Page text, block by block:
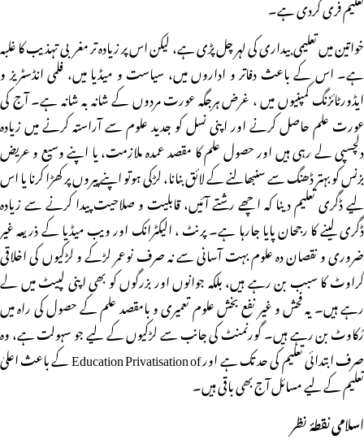
تعلیم فری کردی ہے۔
خواتین میں تعلیمی بیداری کی لہر چل پڑی ہے، لیکن اس پر زیادہ تر مغربی تہذیب کا غلبہ
ہے۔ اس کے باعث دفاتر و اداروں میں، سیاست و میڈیا میں، فلمی انڈسٹریز و
ایڈورٹائزنگ کمپنیوں میں ، غرض ہرجگہ عورت مردوں کے شانہ بہ شانہ ہے۔ آج کی
عورت علم حاصل کرنے اور اپنی نسل کو جدید علوم سے آراستہ کرنے میں زیادہ
دلچسپی لے رہی ہیں اور حصول علم کا مقصد عمدہ ملازمت، یا اپنے وسیع و عریض
بزنس کو بہتر ڈھنگ سے سنبھالنے کے لائق بنانا، لڑکی ہوتو اپنے پیروں پر کھڑا کرنا یا اس
لیے ڈگری تعلیم دینا کہ اچھے رشتے آئیں، قابلیت و صلاحیت پیدا کرنے سے زیادہ
ڈگری لینے کا رجحان پایا جارہا ہے۔ پرنٹ ، الیکٹرانک اور ویب میڈیا کے ذریعہ غیر
ضروری و نقصان دہ علوم بہت آسانی سے نہ صرف نوعمر لڑکے و لڑکیوں کی اخلاقی
گراوٹ کا سبب بن رہے ہیں، بلکہ جوانوں اور بزرگوں کو بھی اپنی لپیٹ میں لے
رہے ہیں۔ یہ فحش و غیر نفع بخش علوم تعمیری و بامقصد علم کے حصول کی راہ میں
رُکاوٹ بن رہے ہیں۔ گورنمنٹ کی جانب سے لڑکیوں کے لیے جو سہولت ہے، وہ
صرف ابتدائی تعلیم کی حد تک ہے اور Education Privatisation of کے باعث اعلیٰ
تعلیم کے لیے مسائل آج بھی باقی ہیں۔
اسلامی نقطۂ نظر